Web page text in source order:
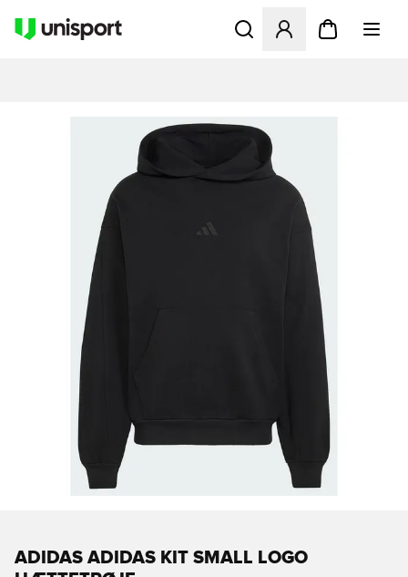
Åbner en Modal til at
ADIDAS ADIDAS KIT SMALL LOGO